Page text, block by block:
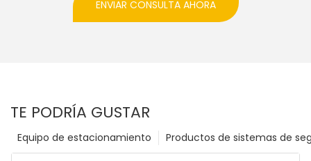
ENVIAR CONSULTA AHORA
TE PODRÍA GUSTAR
Productos de sistemas de
Equipo de estacionamiento